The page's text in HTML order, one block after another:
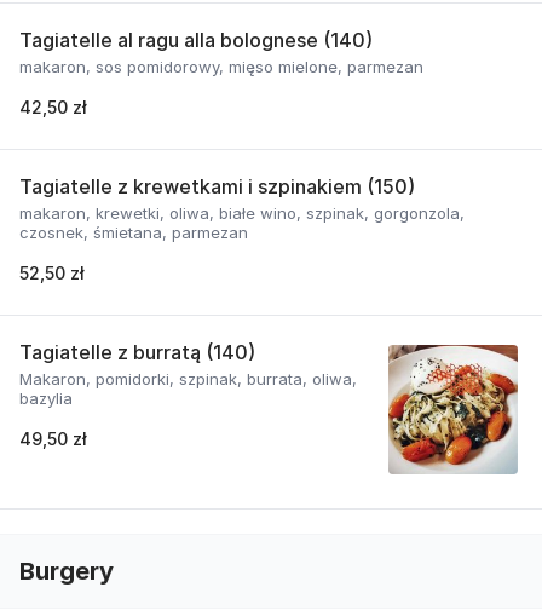
Tagiatelle al ragu alla bolognese (140)
makaron, sos pomidorowy, mięso mielone, parmezan
42,50 zł
Tagiatelle z krewetkami i szpinakiem (150)
makaron, krewetki, oliwa, białe wino, szpinak, gorgonzola,
czosnek, śmietana, parmezan
52,50 zł
Tagiatelle z burratą (140)
Makaron, pomidorki, szpinak, burrata, oliwa,
bazylia
49,50 zł
Burgery